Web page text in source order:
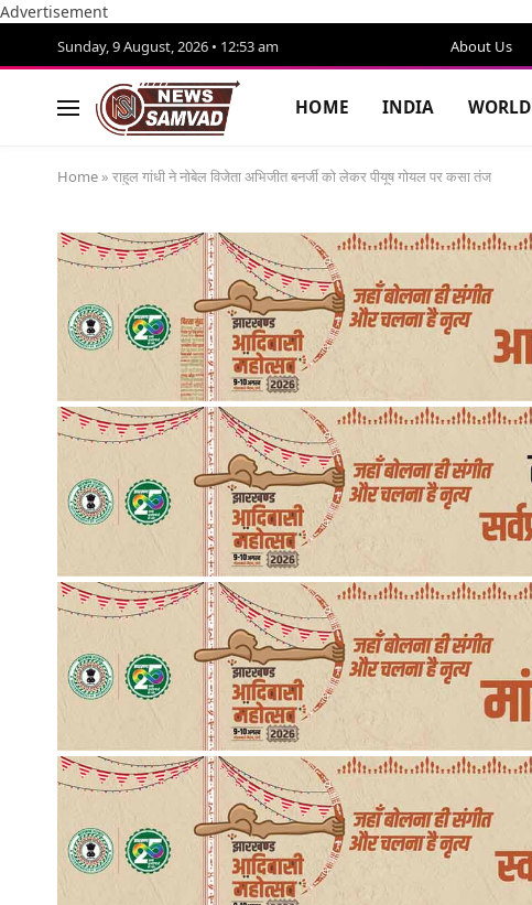
Advertisement
Sunday, 9 August, 2026 • 12:53 am About Us
HOME INDIA WORLD
Home » राहुल गांधी ने नोबेल विजेता अभिजीत बनर्जी को लेकर पीयूष गोयल पर कसा तंज